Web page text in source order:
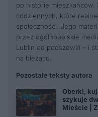
po historie mieszkańców.
codziennych, które
społeczności. Jego
przez ogólnopolskie
Lublin od podszewki – i
na bieżąco.
Pozostałe teksty autora
Oberki,
szykuje
Mieście |